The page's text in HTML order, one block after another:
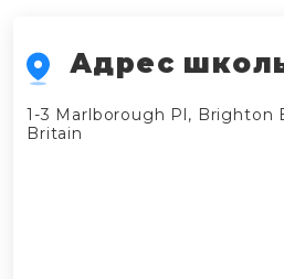
Адрес
1-3 Marlborough Pl, Brighton
Britain